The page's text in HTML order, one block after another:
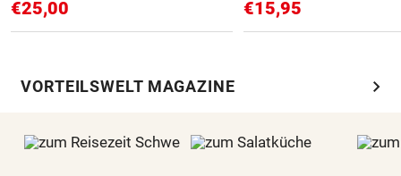
€25,00 €15,95
VORTEILSWELT MAGAZINE chevron_right